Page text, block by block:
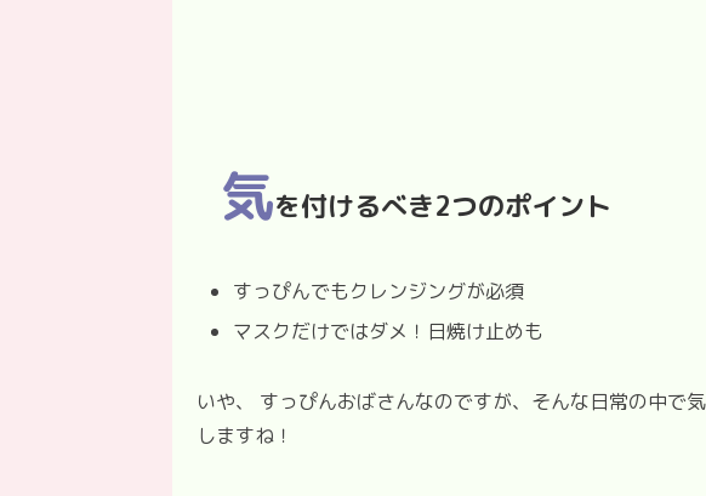
気を付けるべき2つのポイント
すっぴんでもクレンジングが必須
マスクだけではダメ！日焼け止めも
いや、 すっぴんおばさんなのですが、そんな日常の中で
しますね！